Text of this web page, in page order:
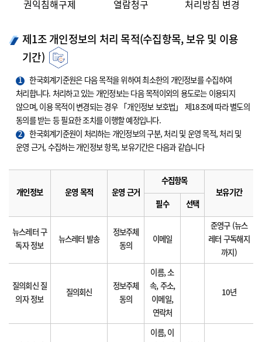
권익침해구제 열람청구 처리방침 변경
제1조 개인정보의 처리 목적(수집항목, 보유 및 이용
기간)
1
한국회계기준원은 다음 목적을 위하여 최소한의 개인정보를 수집하여
처리합니다. 처리하고 있는 개인정보는 다음 목적이외의 용도로는 이용되지
않으며, 이용 목적이 변경되는 경우 「개인정보 보호법」 제18조에 따라 별도의
동의를 받는 등 필요한 조치를 이행할 예정입니다.
2
한국회계기준원이 처리하는 개인정보의 구분, 처리 및 운영 목적, 처리 및
운영 근거, 수집하는 개인정보 항목, 보유기간은 다음과 같습니다
개인정보 운영 목적 운영 근거
수집항목
보유기간
필수
선택
뉴스레터 구
독자 정보
뉴스레터 발송
정보주체
동의
이메일
준영구 (뉴스
레터 구독해지
까지)
질의회신 질
의자 정보
질의회신
정보주체
동의
이름, 소
속, 주소,
이메일,
연락처
10년
이름, 이